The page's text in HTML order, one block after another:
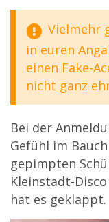
Vielmehr
in euren
einen Fake-
nicht ganz
Bei der
Gefühl im
gepimpten
Kleinstadt-
hat es geklappt.